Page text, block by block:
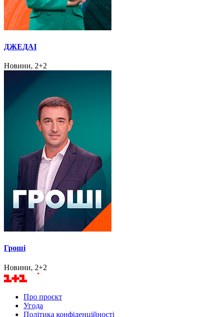
ДЖЕДАІ
Новини, 2+2
Гроші
Новини, 2+2
Про проєкт
Угода
Політика конфіденційності